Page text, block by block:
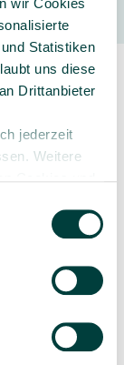
Statistiken
uns diese
Drittanbieter
jederzeit
Weitere
aus dem
Lager